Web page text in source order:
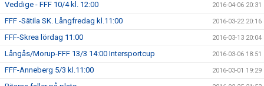
Veddige - FFF 10/4 kl. 12:00 2016-04-06 20:31
FFF -Sätila SK. Långfredag kl.11:00 2016-03-22 20:16
FFF-Skrea lördag 11:00 2016-03-13 20:04
Långås/Morup-FFF 13/3 14:00 Intersportcup 2016-03-06 18:51
FFF-Anneberg 5/3 kl.11:00 2016-03-01 19:29